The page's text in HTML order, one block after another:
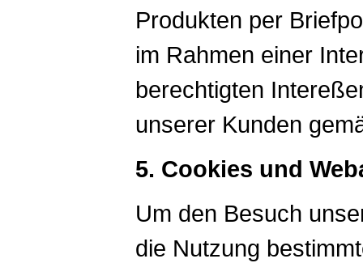
Produkten per
im Rahmen einer
berechtigten
unserer Kunden
5. Cookies und
Um den Besuch
die Nutzung